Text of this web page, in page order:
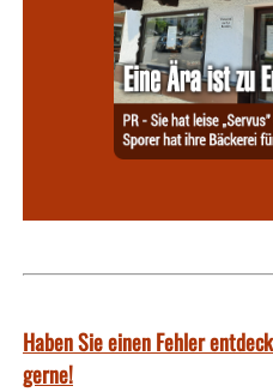
Haben Sie einen Fehler
gerne!